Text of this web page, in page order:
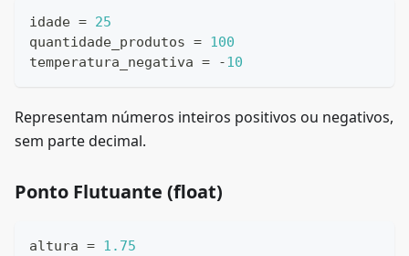
idade = 25
quantidade_produtos = 100
temperatura_negativa = -10
Representam números inteiros positivos ou negativos,
sem parte decimal.
Ponto Flutuante (float)
altura = 1.75